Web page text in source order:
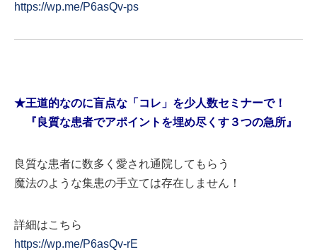
https://wp.me/P6asQv-ps
★王道的なのに盲点な「コレ」を少人数セミナーで！
『良質な患者でアポイントを埋め尽くす３つの急所』
良質な患者に数多く愛され通院してもらう
魔法のような集患の手立ては存在しません！
詳細はこちら
https://wp.me/P6asQv-rE